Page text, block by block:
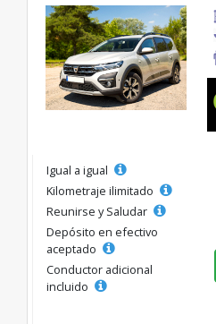
excelentes desde solo 38€/
Igual a igual
Kilometraje ilimitado
Reunirse y Saludar
Depósito en efectivo
aceptado
Conductor adicional
incluido